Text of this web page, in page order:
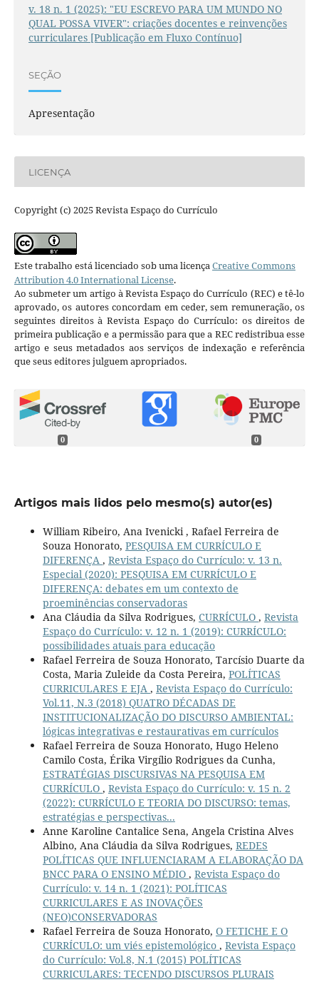
v. 18 n. 1 (2025): "EU ESCREVO PARA UM MUNDO NO
QUAL POSSA VIVER": criações docentes e reinvenções
curriculares [Publicação em Fluxo Contínuo]
SEÇÃO
Apresentação
LICENÇA
Copyright (c) 2025 Revista Espaço do Currículo
Este trabalho está licenciado sob uma licençaCreative Commons
Attribution 4.0 International License.
Ao submeter um artigo à Revista Espaço do Currículo (REC) e tê-lo
aprovado, os autores concordam em ceder, sem remuneração, os
seguintes direitos à Revista Espaço do Currículo: os direitos de
primeira publicação e a permissão para que a REC redistribua esse
artigo e seus metadados aos serviços de indexação e referência
que seus editores julguem apropriados.
0 0
Artigos mais lidos pelo mesmo(s) autor(es)
William Ribeiro, Ana Ivenicki , Rafael Ferreira de
Souza Honorato, PESQUISA EM CURRÍCULO E
DIFERENÇA , Revista Espaço do Currículo: v. 13 n.
Especial (2020): PESQUISA EM CURRÍCULO E
DIFERENÇA: debates em um contexto de
proeminências conservadoras
Ana Cláudia da Silva Rodrigues, CURRÍCULO , Revista
Espaço do Currículo: v. 12 n. 1 (2019): CURRÍCULO:
possibilidades atuais para educação
Rafael Ferreira de Souza Honorato, Tarcísio Duarte da
Costa, Maria Zuleide da Costa Pereira, POLÍTICAS
CURRICULARES E EJA , Revista Espaço do Currículo:
Vol.11, N.3 (2018) QUATRO DÉCADAS DE
INSTITUCIONALIZAÇÃO DO DISCURSO AMBIENTAL:
lógicas integrativas e restaurativas em currículos
Rafael Ferreira de Souza Honorato, Hugo Heleno
Camilo Costa, Érika Virgílio Rodrigues da Cunha,
ESTRATÉGIAS DISCURSIVAS NA PESQUISA EM
CURRÍCULO , Revista Espaço do Currículo: v. 15 n. 2
(2022): CURRÍCULO E TEORIA DO DISCURSO: temas,
estratégias e perspectivas...
Anne Karoline Cantalice Sena, Angela Cristina Alves
Albino, Ana Cláudia da Silva Rodrigues, REDES
POLÍTICAS QUE INFLUENCIARAM A ELABORAÇÃO DA
BNCC PARA O ENSINO MÉDIO , Revista Espaço do
Currículo: v. 14 n. 1 (2021): POLÍTICAS
CURRICULARES E AS INOVAÇÕES
(NEO)CONSERVADORAS
Rafael Ferreira de Souza Honorato, O FETICHE E O
CURRÍCULO: um viés epistemológico , Revista Espaço
do Currículo: Vol.8, N.1 (2015) POLÍTICAS
CURRICULARES: TECENDO DISCURSOS PLURAIS